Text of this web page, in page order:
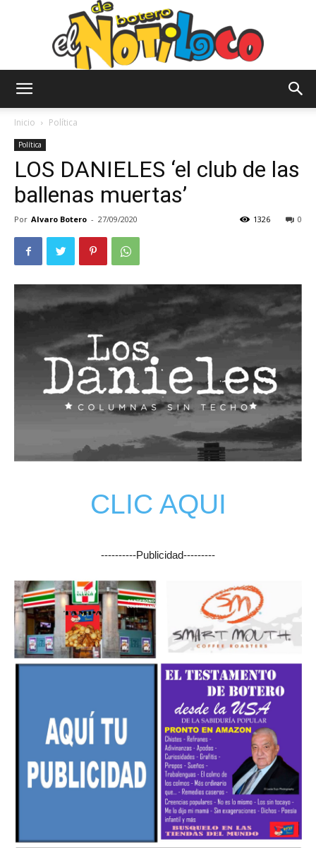
Notiloco
Inicio Política
Política
LOS DANIELES ‘el club de las
ballenas muertas’
Por Alvaro Botero - 27/09/2020 0
1326
CLIC AQUI
----------Publicidad---------